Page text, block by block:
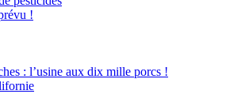
!
: l’usine aux dix mille porcs !